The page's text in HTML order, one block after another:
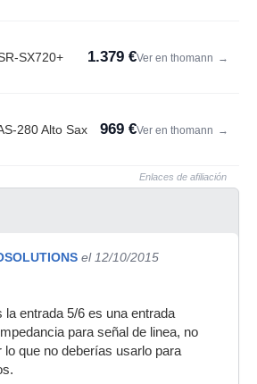
SX720+ 1.379 €Ver en thomann →
280 Alto Sax 969 €Ver en thomann →
Enlaces de afiliación
el 12/10/2015
la entrada 5/6 es una entrada
para señal de linea, no
lo que no deberías usarlo para